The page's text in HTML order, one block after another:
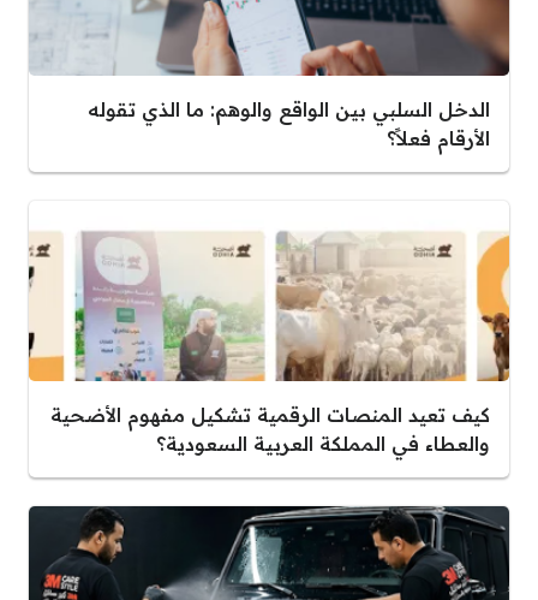
الدخل السلبي بين الواقع والوهم: ما الذي تقوله
الأرقام فعلاً؟
كيف تعيد المنصات الرقمية تشكيل مفهوم الأضحية
والعطاء في المملكة العربية السعودية؟